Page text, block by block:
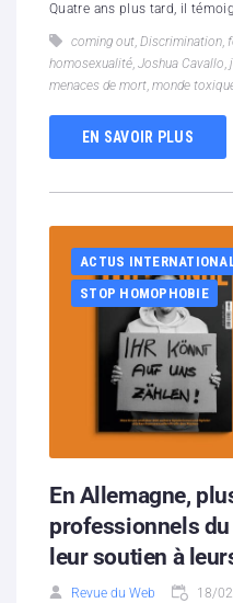
Quatre ans plus tard, il
coming out, Discrimination,
homosexualité, Joshua Cavallo,
menaces de mort, monde
EN SAVOIR PLUS
ACTUS
STOP HOMOPHOBIE
En Allemagne,
professionnels
leur soutien à
Revue du Web 18/